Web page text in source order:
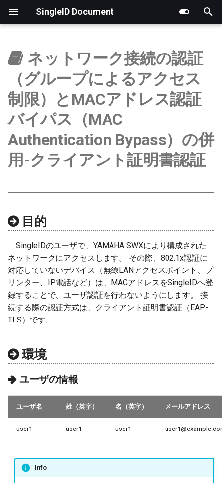
SingleID Document
索
期
化
はじめに
ログ
RADIUS認証ログ
操作ログ
ユーザ
グループ
Microsoftクラウド連携
LDAP
RADIUS
アプリ一覧
管理
基本情報（組織アカウン
管理者
詳細設定
はじめに
アカウント
パスワード
オーセンティケーター
セッション
はじめに
お客様向け
新しいチケットの作成
チケットの進捗状況の確
MSP提供事業者向け
サポートフロー
新規チケット内容の確認
ステータスの変更
担当者の変更
用語
チケットのステータス
はじめに
ポイント管理
ポイント履歴
アカウント管理
顧客アカウント管理
MSPアカウント管理
特別運用
PoC実施ガイドライン
SingleIDクラウドアシスト
製品版ネットワーク接続の認証
（グループによるアクセス
制限）とMACアドレス認証
バイパス（MAC
Authentication Bypass）の併
用-クライアント証明書認証
目的
SingleIDのユーザで、YAMAHA SWXにより構成された
ネットワークにアクセスします。 その際、802.1x認証に
対応していないデバイス（無線LANアクセスポイント、プ
リンター、IP電話など）は、MACアドレスをSingleIDへ登
録することで、ユーザ認証を行わないようにします。 接
続する際の認証方式は、クライアント証明書認証（EAP-
TLS）です。
環境
ユーザの情報
ユーザ名 姓（英字） 名（英字） メールアドレス
user1 user1 user1
Info